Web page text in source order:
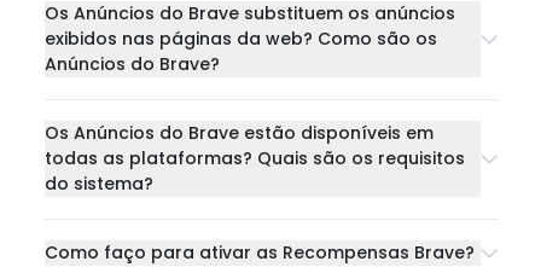
Os Anúncios do Brave substituem os anúncios
exibidos nas páginas da web? Como são os
Anúncios do Brave?
Os Anúncios do Brave estão disponíveis em
todas as plataformas? Quais são os requisitos
do sistema?
Como faço para ativar as Recompensas Brave?